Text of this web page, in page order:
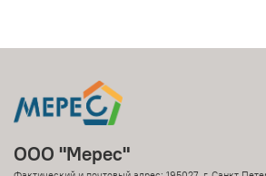
ООО "Мерес"